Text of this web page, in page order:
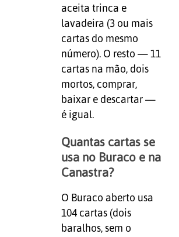
aceita trinca e
lavadeira (3 ou mais
cartas do mesmo
número). O resto — 11
cartas na mão, dois
mortos, comprar,
baixar e descartar —
é igual.
Quantas cartas se
usa no Buraco e na
Canastra?
O Buraco aberto usa
104 cartas (dois
baralhos, sem o